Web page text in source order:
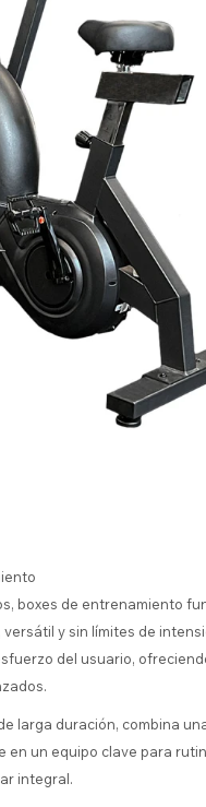
boxes de entrenamiento
y sin límites de
del usuario,
larga duración, combina
un equipo clave para
integral.